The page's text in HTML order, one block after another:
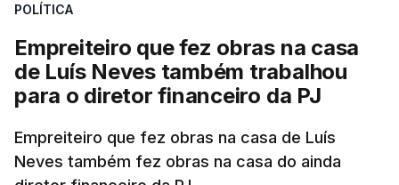
POLÍTICA
Empreiteiro que fez obras na casa
de Luís Neves também trabalhou
para o diretor financeiro da PJ
Empreiteiro que fez obras na casa de Luís
Neves também fez obras na casa do ainda